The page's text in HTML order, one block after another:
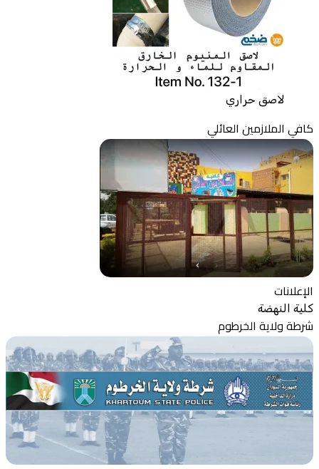
لاصق حراري
كافي الملازمين العائلي
الإعلانات
كلية النهضة
شرطة ولاية الخرطوم